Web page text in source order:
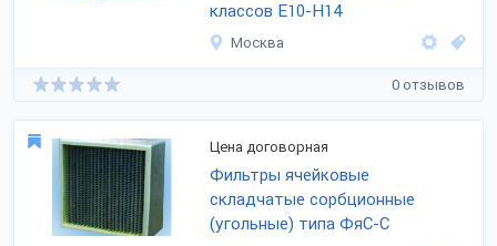
классов Е10-Н14
Москва
0 отзывов
Цена договорная
Фильтры ячейковые
складчатые сорбционные
(угольные) типа ФяС-С